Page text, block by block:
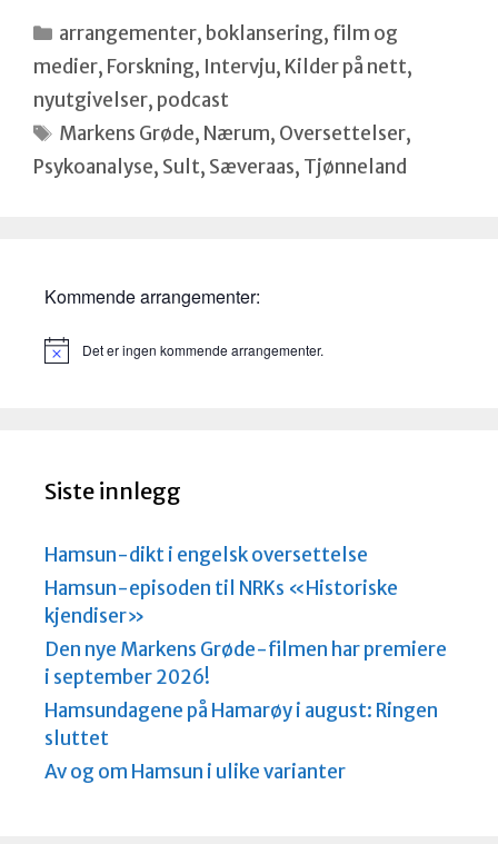
Kategorier
arrangementer, boklansering, film og
medier, Forskning, Intervju, Kilder på nett,
nyutgivelser, podcast
Stikkord
Markens Grøde, Nærum, Oversettelser,
Psykoanalyse, Sult, Sæveraas, Tjønneland
Kommende arrangementer:
M
Det er ingen kommende arrangementer.
Siste innlegg
Hamsun-dikt i engelsk oversettelse
Hamsun-episoden til NRKs «Historiske
kjendiser»
Den nye Markens Grøde-filmen har premiere
i september 2026!
Hamsundagene på Hamarøy i august: Ringen
sluttet
Av og om Hamsun i ulike varianter